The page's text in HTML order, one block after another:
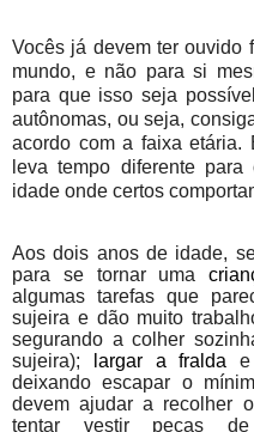
Vocês já devem ter ouvido
mundo, e não para si
para que isso seja
autônomas, ou seja,
acordo com a faixa etária.
leva tempo diferente
idade onde certos
Aos dois anos de idade,
para se tornar uma
algumas tarefas que
sujeira e dão muito
segurando a colher
sujeira);
largar a fralda e
deixando escapar o
devem ajudar a recolher
tentar vestir peças de